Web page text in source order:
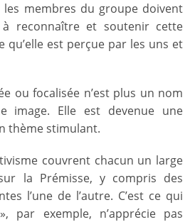
membres du groupe doivent
reconnaître et soutenir cette
qu’elle est perçue par les uns et
ou focalisée n’est plus un nom
image. Elle est devenue une
thème stimulant.
couvrent chacun un large
la Prémisse, y compris des
l’une de l’autre. C’est ce qui
par exemple, n’apprécie pas